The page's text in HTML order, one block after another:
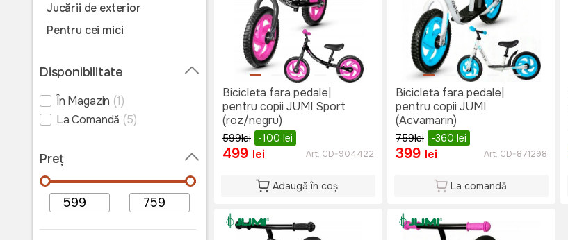
Jucării de exterior
Pentru cei mici
Disponibilitate
În Magazin (1)
La Comandă (5)
Preț
Bicicleta fara pedale|
pentru copii JUMI Sport
(roz/negru)
599lei -100 lei
499 lei Art: CD-904422
Adaugă în coș
Bicicleta fara pedale|
pentru copii JUMI
(Acvamarin)
759lei -360 lei
399 lei Art: CD-871298
La comandă